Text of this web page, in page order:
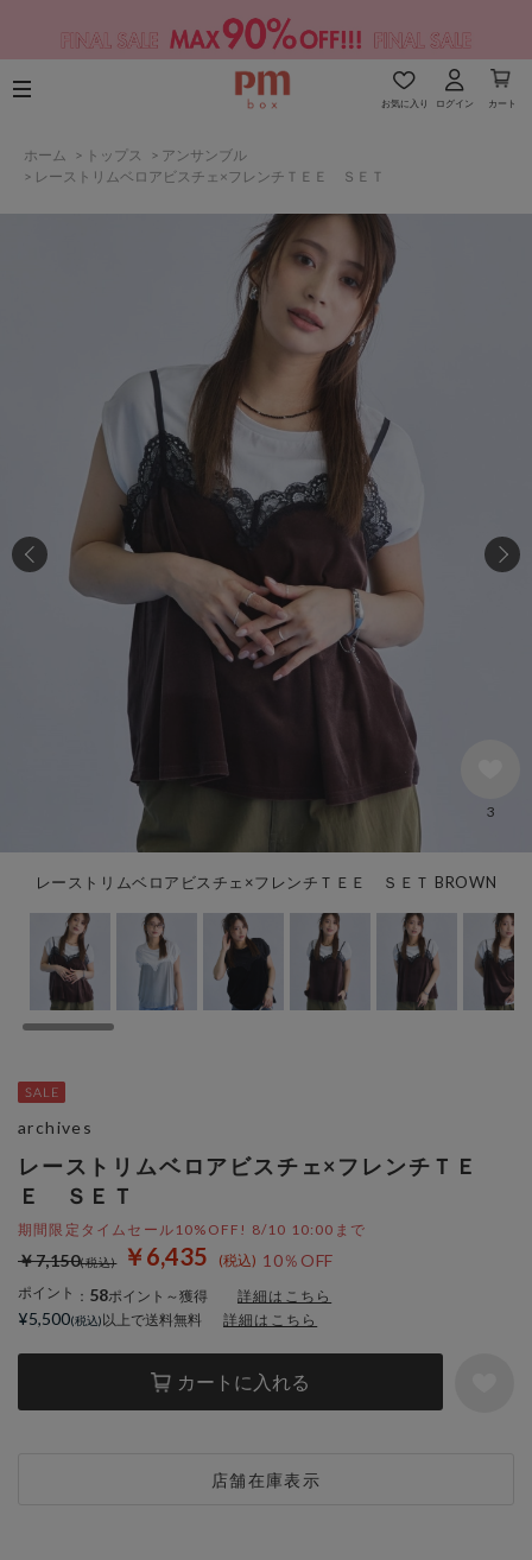
お気に入り ログイン カート
ホーム > トップス > アンサンブル
> レーストリムベロアビスチェ×フレンチＴＥＥ ＳＥＴ
レーストリムベロアビスチェ×フレンチＴＥＥ ＳＥＴ BROWN
3
レーストリムベロアビスチェ×フレンチＴＥ
Ｅ ＳＥＴ
期間限定タイムセール10%OFF! 8/10 10:00まで
￥6,435 10％OFF
￥7,150
ポイント ： 58ポイント～獲得 詳細はこちら
カートに入れる
店舗在庫表示
archives
¥5,500 以上で送料無料 詳細はこちら